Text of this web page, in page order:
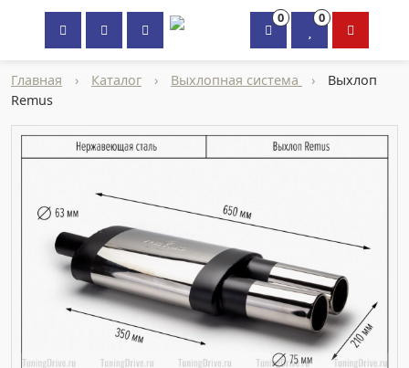
0 0
×
Главная › Каталог › Выхлопная система ›
Выхлоп
Remus